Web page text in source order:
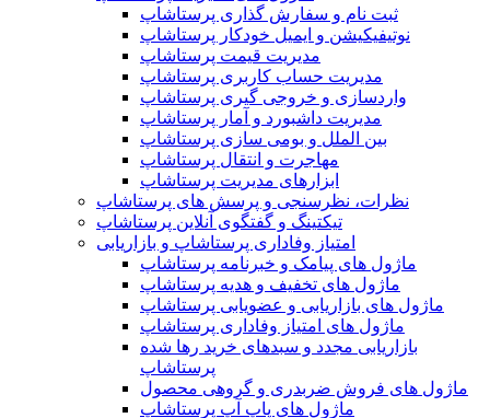
ثبت نام و سفارش گذاری پرستاشاپ
نوتیفیکیشن و ایمیل خودکار پرستاشاپ
مدیریت قیمت پرستاشاپ
مدیریت حساب کاربری پرستاشاپ
واردسازی و خروجی گیری پرستاشاپ
مدیریت داشبورد و آمار پرستاشاپ
بین الملل و بومی سازی پرستاشاپ
مهاجرت و انتقال پرستاشاپ
ابزارهای مدیریت پرستاشاپ
نظرات، نظرسنجی و پرسش های پرستاشاپ
تیکتینگ و گفتگوی آنلاین پرستاشاپ
امتیاز وفاداری پرستاشاپ و بازاریابی
ماژول های پیامک و خبرنامه پرستاشاپ
ماژول های تخفیف و هدیه پرستاشاپ
ماژول های بازاریابی و عضویابی پرستاشاپ
ماژول های امتیاز وفاداری پرستاشاپ
بازاریابی مجدد و سبدهای خرید رها شده
پرستاشاپ
ماژول های فروش ضربدری و گروهی محصول
ماژول های پاپ آپ پرستاشاپ